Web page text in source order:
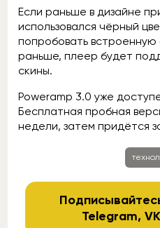
Если раньше в дизайне
использовался чёрный
попробовать встроенную
раньше, плеер будет
скины.
Poweramp 3.0 уже
Бесплатная пробная
недели, затем придётся
Telegram,VK